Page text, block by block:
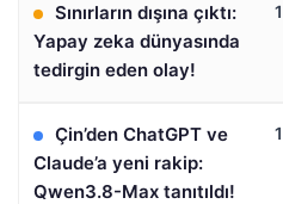
Sınırların dışına çıktı:
Yapay zeka dünyasında
tedirgin eden olay!
1
Çin’den ChatGPT ve
Claude’a yeni rakip:
Qwen3.8-Max tanıtıldı!
1